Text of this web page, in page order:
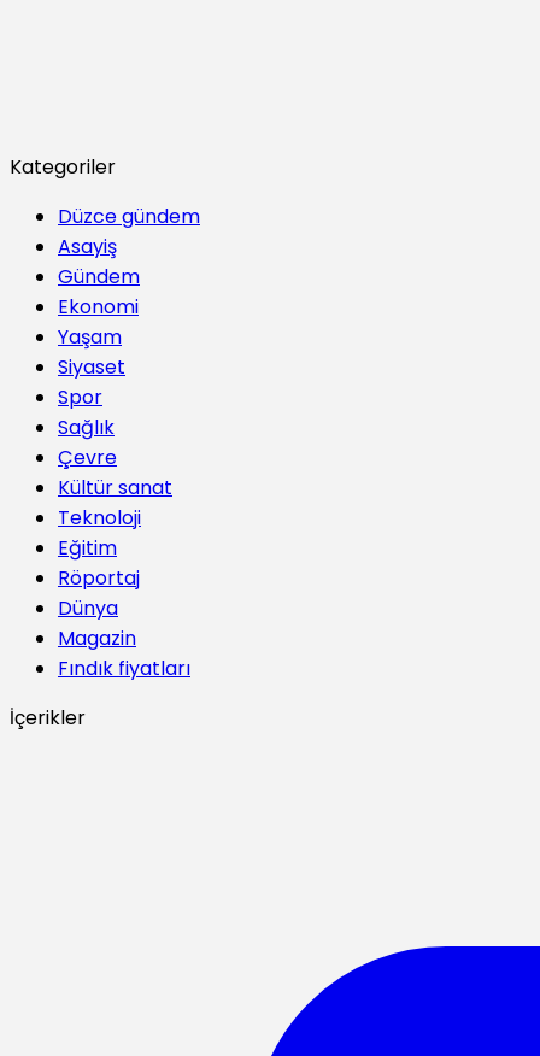
Kategoriler
Düzce gündem
Asayiş
Gündem
Ekonomi
Yaşam
Siyaset
Spor
Sağlık
Çevre
Kültür sanat
Teknoloji
Eğitim
Röportaj
Dünya
Magazin
Fındık fiyatları
İçerikler